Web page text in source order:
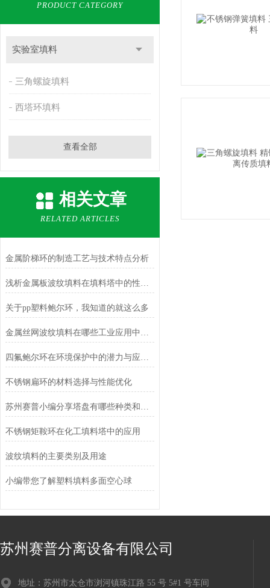
PRODUCT CATEGORY
实验室填料
三角螺旋填料
西塔环填料
查看全部
相关文章
RELATED ARTICLES
金属阶梯环的制造工艺与技术特点分析
浅析金属板波纹填料在填料塔中的性能优势
关于pp塑料鲍尔环，我知道的就这么多
金属丝网波纹填料在哪些工业应用中发挥着重要作用？
四氟鲍尔环在环境保护中的潜力与应用前景
不锈钢扁环的材料选择与性能优化
苏州赛普小编分享塔盘有哪些种类和特点优点
不锈钢矩鞍环在化工填料塔中的应用
波纹填料的主要类别及用途
小编带您了解塑料填料多面空心球
苏州赛普分离设备有限公司
地址：苏州市太仓市浏河镇珠江路 55 号 5#1 号车间